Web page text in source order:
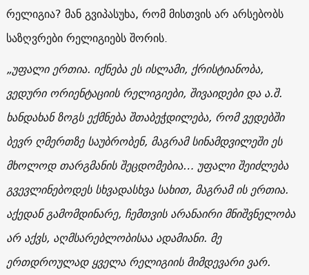
რელიგია? მან გვიპასუხა, რომ მისთვის არ არსებობს
საზღვრები რელიგიებს შორის.
„უფალიერთია. იქნებაეს ისლამი, ქრისტიანობა,
ვედური ორიენტაციის რელიგიები, შივაიდები და ა.შ.
ხანდახან ზოგსექმნება შთაბეჭდილება, რომვედებში
ბევრ ღმერთზე საუბრობენ, მაგრამ სინამდვილეშიეს
მხოლოდ თარგმანის შეცდომებია… უფალი შეიძლება
გვევლინებოდეს სხვადასხვა სახით, მაგრამ ისერთია.
აქედანგამომდინარე, ჩემთვის არანაირი მნიშვნელობა
არ აქვს, აღმსარებლობისაა ადამიანი. მე
ერთდროულადყველა რელიგიის მიმდევარივარ.